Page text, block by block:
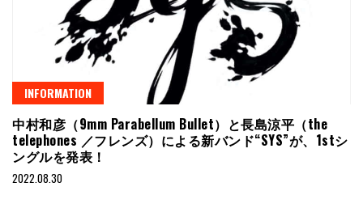
INFORMATION
中村和彦（9mm Parabellum Bullet）と長島涼平（the
telephones ／フレンズ）による新バンド“SYS”が、1stシ
ングルを発表！
2022.08.30